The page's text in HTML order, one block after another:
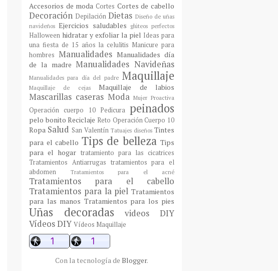
Accesorios de moda Cortes Cortes de cabello
Decoración Depilación Dietas Diseño de uñas
navideños Ejercicios saludables glúteos perfectos
Halloween hidratar y exfoliar la piel Ideas para
una fiesta de 15 años la celulitis Manicure para
hombres Manualidades Manualidades día
de la madre Manualidades Navideñas
Manualidades para día del padre Maquillaje
Maquillaje de cejas Maquillaje de labios
Mascarillas caseras Moda Mujer Proactiva
Operación cuerpo 10 Pedicura peinados
pelo bonito Reciclaje Reto Operación Cuerpo 10
Ropa Salud San Valentín Tatuajes diseños Tintes
para el cabello Tips de belleza Tips
para el hogar tratamiento para las cicatrices
Tratamientos Antiarrugas tratamientos para el
abdomen
Tratamientos para el acné
Tratamientos para el cabello
Tratamientos para la piel Tratamientos
para las manos Tratamientos para los pies
Uñas decoradas
videos DIY
Vídeos DIY Vídeos Maquillaje
Con la tecnología de Blogger.